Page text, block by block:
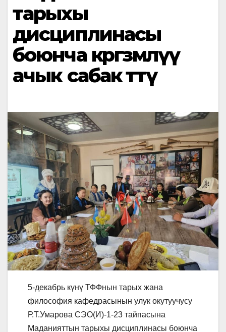
тарыхы
дисциплинасы
боюнча көргөзмөлүү
ачык сабак өттү
5-декабрь күнү ТФФнын тарых жана
философия кафедрасынын улук окутуучусу
Р.Т.Умарова СЭО(И)-1-23 тайпасына
Маданияттын тарыхы дисциплинасы боюнча